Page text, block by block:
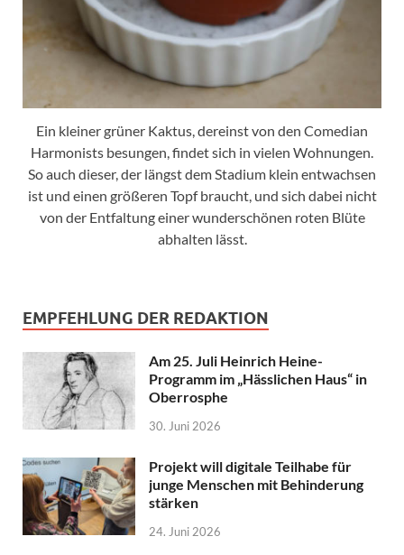
Ein kleiner grüner Kaktus, dereinst von den Comedian
Harmonists besungen, findet sich in vielen Wohnungen.
So auch dieser, der längst dem Stadium klein entwachsen
ist und einen größeren Topf braucht, und sich dabei nicht
von der Entfaltung einer wunderschönen roten Blüte
abhalten lässt.
EMPFEHLUNG DER REDAKTION
Am 25. Juli Heinrich Heine-
Programm im „Hässlichen Haus“ in
Oberrosphe
30. Juni 2026
Projekt will digitale Teilhabe für
junge Menschen mit Behinderung
stärken
24. Juni 2026